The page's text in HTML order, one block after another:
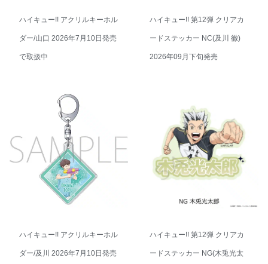
ハイキュー!! アクリルキーホル
ダー/山口 2026年7月10日発売
で取扱中
ハイキュー!! 第12弾 クリアカ
ードステッカー NC(及川 徹)
2026年09月下旬発売
ハイキュー!! アクリルキーホル
ダー/及川 2026年7月10日発売
ハイキュー!! 第12弾 クリアカ
ードステッカー NG(木兎光太